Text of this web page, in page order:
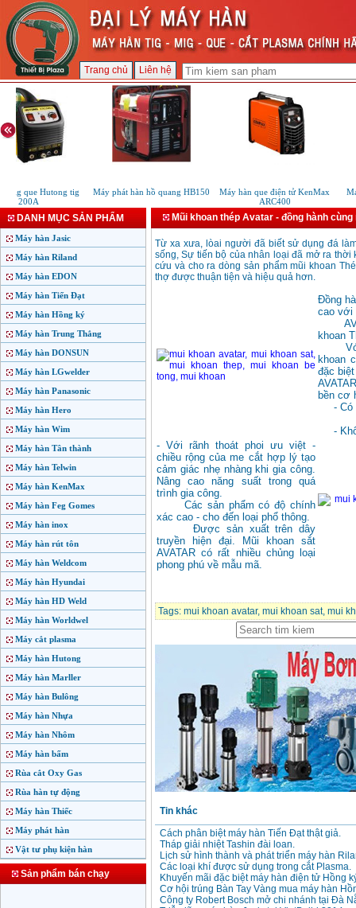
Trang chủ Liên hệ
tig que Hutong tig
200A
Máy phát hàn hồ quang HB150
Máy hàn que điện tử KenMax
ARC400
DANH MỤC SẢN PHẨM
Máy hàn Jasic
Máy hàn Riland
Máy hàn EDON
Máy hàn Tiến Đạt
Máy hàn Hồng ký
Máy hàn Trung Thắng
Máy hàn DONSUN
Máy hàn LGwelder
Máy hàn Panasonic
Máy hàn Hero
Máy hàn Wim
Máy hàn Tân thành
Máy hàn Telwin
Máy hàn KenMax
Máy hàn Feg Gomes
Máy hàn inox
Máy hàn rút tôn
Máy hàn Weldcom
Máy hàn Hyundai
Máy hàn HD Weld
Máy hàn Worldwel
Máy cắt plasma
Máy hàn Hutong
Máy hàn Marller
Máy hàn Bulông
Máy hàn Nhựa
Máy hàn Nhôm
Máy hàn bấm
Rùa cắt Oxy Gas
Rùa hàn tự động
Máy hàn Thiếc
Máy phát hàn
Vật tư phụ kiện hàn
Sản phẩm bán chạy
Mũi khoan thép Avatar - đồng hành
Từ xa xưa, lòai người đã biết sử dụng đá
sống, Sự tiến bộ của nhân loại đã mở ra thời
cứu và cho ra dòng sản phẩm mũi khoan
thợ được thuận tiện và hiệu quả hơn.
Đồng
cao với
khoan
Với
khoan
đặc
bền cơ
- Có
-
- Với rãnh thoát phoi ưu việt -
chiều rộng của me cắt hợp lý tạo
cảm giác nhẹ nhàng khi gia công.
Nâng cao năng suất trong quá
trình gia công.
Các sản phẩm có độ chính
xác cao - cho đến loại phổ thông.
Được sản xuất trên dây
truyền hiện đại. Mũi khoan sắt
AVATAR có rất nhiều chủng loại
phong phú về mẫu mã.
Tags: mui khoan avatar, mui khoan sat, mui
Tin khác
Cách phân biệt máy hàn Tiến Đạt thật giả.
Tháp giải nhiệt Tashin đài loan.
Lịch sử hình thành và phát triển máy hàn
Các loại khí được sử dụng trong cắt Plasma.
Khuyến mãi đặc biệt máy hàn điện tử Hồng
Cơ hội trúng Bàn Tay Vàng mua máy hàn
Công ty Robert Bosch mở chi nhánh tại Đà